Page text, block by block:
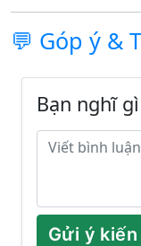
💬 Góp ý &
Bạn nghĩ
Gửi ý kiến